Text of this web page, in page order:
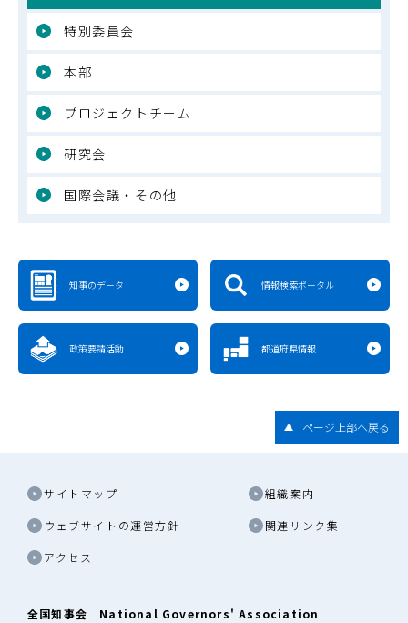
特別委員会
本部
プロジェクトチーム
研究会
国際会議・その他
知事のデータ 情報検索ポータル
政策要請活動 都道府県情報
ページ上部へ戻る
サイトマップ 組織案内
ウェブサイトの運営方針 関連リンク集
アクセス
全国知事会 National Governors' Association